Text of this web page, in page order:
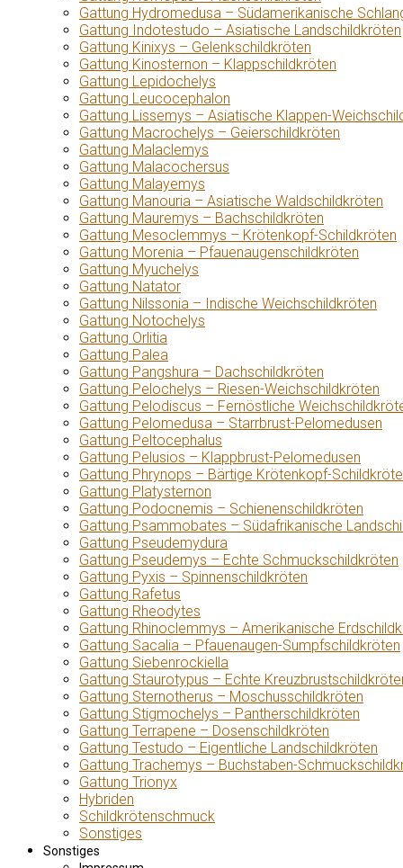
Gattung Hydromedusa – Südamerikanische
Gattung Indotestudo – Asiatische Landschildkröten
Gattung Kinixys – Gelenkschildkröten
Gattung Kinosternon – Klappschildkröten
Gattung Lepidochelys
Gattung Leucocephalon
Gattung Lissemys – Asiatische Klappen-
Gattung Macrochelys – Geierschildkröten
Gattung Malaclemys
Gattung Malacochersus
Gattung Malayemys
Gattung Manouria – Asiatische Waldschildkröten
Gattung Mauremys – Bachschildkröten
Gattung Mesoclemmys – Krötenkopf-Schildkröten
Gattung Morenia – Pfauenaugenschildkröten
Gattung Myuchelys
Gattung Natator
Gattung Nilssonia – Indische Weichschildkröten
Gattung Notochelys
Gattung Orlitia
Gattung Palea
Gattung Pangshura – Dachschildkröten
Gattung Pelochelys – Riesen-Weichschildkröten
Gattung Pelodiscus – Fernöstliche
Gattung Pelomedusa – Starrbrust-Pelomedusen
Gattung Peltocephalus
Gattung Pelusios – Klappbrust-Pelomedusen
Gattung Phrynops – Bärtige Krötenkopf-
Gattung Platysternon
Gattung Podocnemis – Schienenschildkröten
Gattung Psammobates – Südafrikanische
Gattung Pseudemydura
Gattung Pseudemys – Echte Schmuckschildkröten
Gattung Pyxis – Spinnenschildkröten
Gattung Rafetus
Gattung Rheodytes
Gattung Rhinoclemmys – Amerikanische
Gattung Sacalia – Pfauenaugen-Sumpfschildkröten
Gattung Siebenrockiella
Gattung Staurotypus – Echte
Gattung Sternotherus – Moschusschildkröten
Gattung Stigmochelys – Pantherschildkröten
Gattung Terrapene – Dosenschildkröten
Gattung Testudo – Eigentliche Landschildkröten
Gattung Trachemys – Buchstaben-
Gattung Trionyx
Hybriden
Schildkrötenschmuck
Sonstiges
Sonstiges